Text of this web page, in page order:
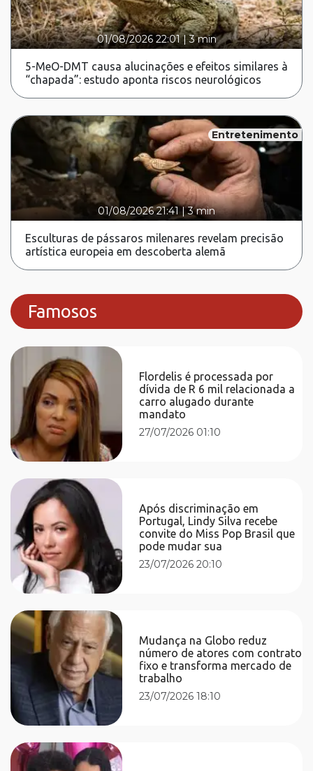
01/08/2026 22:01|3 min
5-MeO-DMT causa alucinações e efeitos similares à
“chapada”: estudo aponta riscos neurológicos
Entretenimento
01/08/2026 21:41 |3 min
Esculturas de pássaros milenares revelam precisão
artística europeia em descoberta alemã
Famosos
Flordelis é processada por
dívida de R 6 mil relacionada a
carro alugado durante
mandato
27/07/2026 01:10
Após discriminação em
Portugal, Lindy Silva recebe
convite do Miss Pop Brasil que
pode mudar sua
23/07/2026 20:10
Mudança na Globo reduz
número de atores com contrato
fixo e transforma mercado de
trabalho
23/07/2026 18:10